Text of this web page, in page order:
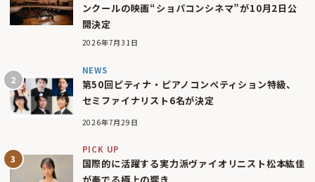
ンクールの映画“ショパコンシネマ”が10月2日公
開決定
2026年7月31日
NEWS
第50回ピティナ・ピアノコンペティション特級、
セミファイナリスト6名が決定
2026年7月29日
PICK UP
国際的に活躍する実力派ヴァイオリニスト松本紘佳